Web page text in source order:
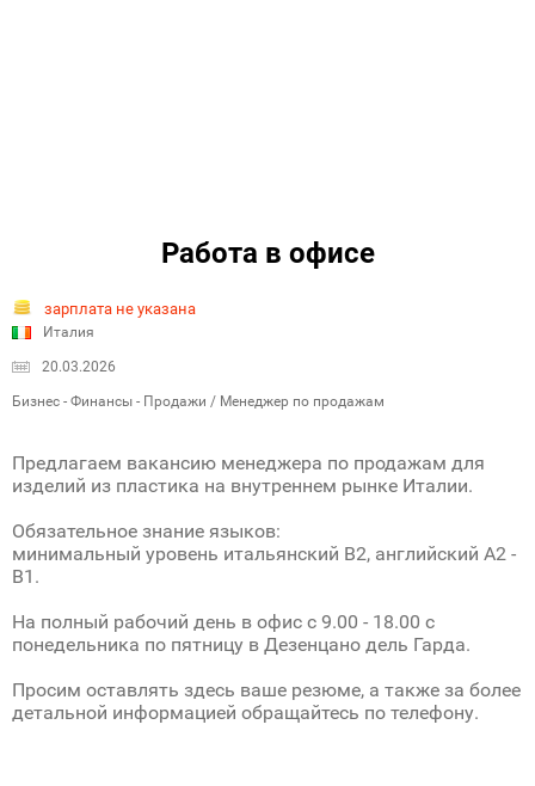
Работа в офисе
зарплата не указана
Италия
20.03.2026
Бизнес - Финансы - Продажи / Менеджер по продажам
Предлагаем вакансию менеджера по продажам для
изделий из пластика на внутреннем рынке Италии.
Обязательное знание языков:
минимальный уровень итальянский B2, английский A2 -
B1.
На полный рабочий день в офис с 9.00 - 18.00 с
понедельника по пятницу в Дезенцано дель Гарда.
Просим оставлять здесь ваше резюме, а также за более
детальной информацией обращайтесь по телефону.